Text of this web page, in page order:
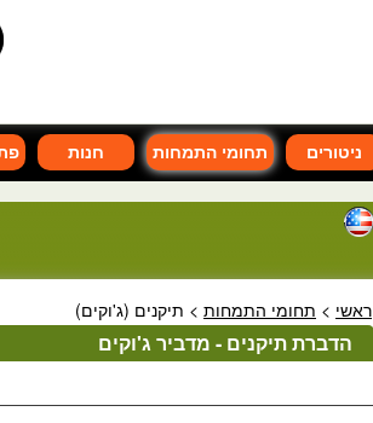
ניטורים תחומי התמחות חנות
ראשי > תחומי התמחות > תיקנים (ג'וקים)
הדברת תיקנים - מדביר ג'וקים